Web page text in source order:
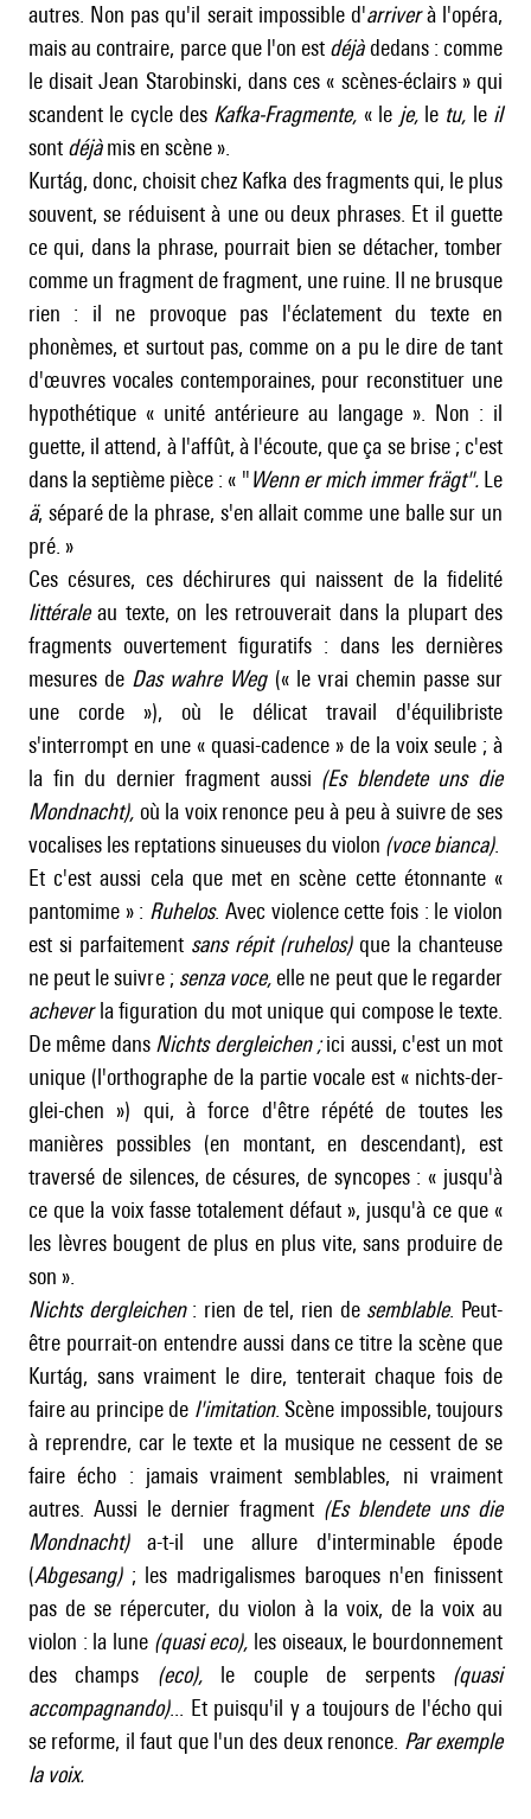
autres. Non pas qu'il serait impossible d'arriverà l'opéra,
mais au contraire, parce que l'on est déjàdedans : comme
le disait Jean Starobinski, dans ces « scènes-éclairs » qui
scandent le cycle des Kafka-Fragmente, « le je,le tu, le il
sont déjàmis en scène ».
Kurtág, donc, choisit chez Kafka des fragments qui, le plus
souvent, se réduisent à une ou deux phrases. Et il guette
ce qui, dans la phrase, pourrait bien se détacher, tomber
comme un fragment de fragment, une ruine. Il ne brusque
rien : il ne provoque pas l'éclatement du texte en
phonèmes, et surtout pas, comme on a pu le dire de tant
d'œuvres vocales contemporaines, pour reconstituer une
hypothétique « unité antérieure au langage ». Non : il
guette, il attend, à l'affût, à l'écoute, que ça se brise ; c'est
dans la septième pièce : « "Wenn er mich immer frägt".Le
ä, séparé de la phrase, s'en allait comme une balle sur un
pré. »
Ces césures, ces déchirures qui naissent de la fidelité
littéraleau texte, on les retrouverait dans la plupart des
fragments ouvertement figuratifs : dans les dernières
mesures de Das wahre Weg (« le vrai chemin passe sur
une corde »), où le délicat travail d'équilibriste
s'interrompt en une « quasi-cadence » de la voix seule ; à
la fin du dernier fragment aussi (Es blendete uns die
Mondnacht), où la voix renonce peu à peu à suivre de ses
vocalises les reptations sinueuses du violon (voce bianca).
Et c'est aussi cela que met en scène cette étonnante «
pantomime » : Ruhelos. Avec violence cette fois : le violon
est si parfaitement sans répit (ruhelos)que la chanteuse
ne peut le suivre ; senza voce,elle ne peut que le regarder
acheverla figuration du mot unique qui compose le texte.
De même dans Nichts dergleichen ;ici aussi, c'est un mot
unique (l'orthographe de la partie vocale est « nichts-der-
glei-chen ») qui, à force d'être répété de toutes les
manières possibles (en montant, en descendant), est
traversé de silences, de césures, de syncopes : « jusqu'à
ce que la voix fasse totalement défaut », jusqu'à ce que «
les lèvres bougent de plus en plus vite, sans produire de
son ».
Nichts dergleichen : rien de tel, rien de semblable. Peut-
être pourrait-on entendre aussi dans ce titre la scène que
Kurtág, sans vraiment le dire, tenterait chaque fois de
faire au principe de l'imitation. Scène impossible, toujours
à reprendre, car le texte et la musique ne cessent de se
faire écho : jamais vraiment semblables, ni vraiment
autres. Aussi le dernier fragment (Es blendete uns die
Mondnacht)a-t-il une allure d'interminable épode
(Abgesang) ; les madrigalismes baroques n'en finissent
pas de se répercuter, du violon à la voix, de la voix au
violon : la lune (quasi eco), les oiseaux, le bourdonnement
des champs (eco),le couple de serpents (quasi
accompagnando)... Et puisqu'il y a toujours de l'écho qui
se reforme, il faut que l'un des deux renonce. Par exemple
la voix.